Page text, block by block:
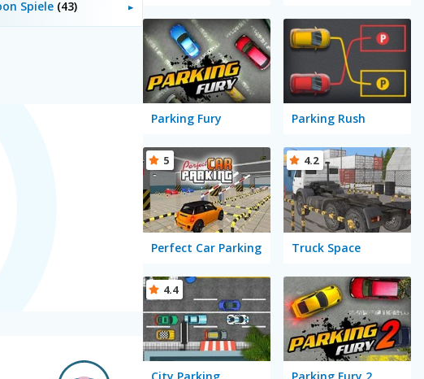
Spiele (43)
Parking Fury Parking Rush
Perfect Car Parking
5
Truck Space
4.2
4.4